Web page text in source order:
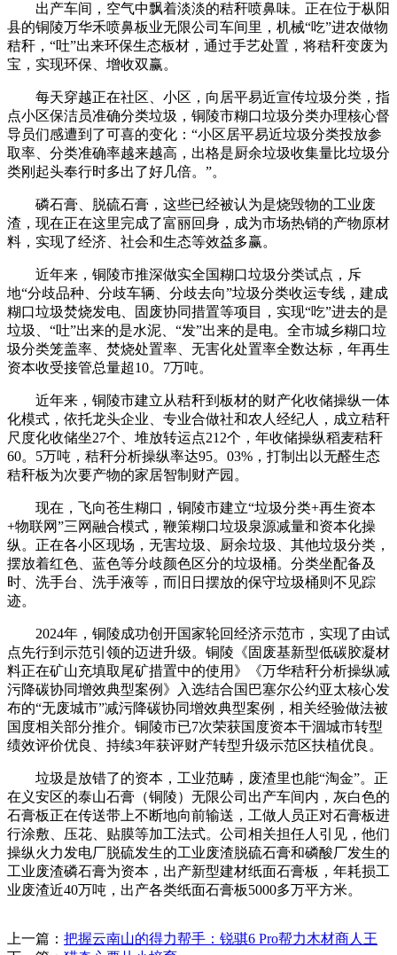
出产车间，空气中飘着淡淡的秸秆喷鼻味。正在位于枞阳
县的铜陵万华禾喷鼻板业无限公司车间里，机械“吃”进农做物
秸秆，“吐”出来环保生态板材，通过手艺处置，将秸秆变废为
宝，实现环保、增收双赢。
每天穿越正在社区、小区，向居平易近宣传垃圾分类，指
点小区保洁员准确分类垃圾，铜陵市糊口垃圾分类办理核心督
导员们感遭到了可喜的变化：“小区居平易近垃圾分类投放参
取率、分类准确率越来越高，出格是厨余垃圾收集量比垃圾分
类刚起头奉行时多出了好几倍。”。
磷石膏、脱硫石膏，这些已经被认为是烧毁物的工业废
渣，现在正在这里完成了富丽回身，成为市场热销的产物原材
料，实现了经济、社会和生态等效益多赢。
近年来，铜陵市推深做实全国糊口垃圾分类试点，斥
地“分歧品种、分歧车辆、分歧去向”垃圾分类收运专线，建成
糊口垃圾焚烧发电、固废协同措置等项目，实现“吃”进去的是
垃圾、“吐”出来的是水泥、“发”出来的是电。全市城乡糊口垃
圾分类笼盖率、焚烧处置率、无害化处置率全数达标，年再生
资本收受接管总量超10。7万吨。
近年来，铜陵市建立从秸秆到板材的财产化收储操纵一体
化模式，依托龙头企业、专业合做社和农人经纪人，成立秸秆
尺度化收储坐27个、堆放转运点212个，年收储操纵稻麦秸秆
60。5万吨，秸秆分析操纵率达95。03%，打制出以无醛生态
秸秆板为次要产物的家居智制财产园。
现在，飞向苍生糊口，铜陵市建立“垃圾分类+再生资本
+物联网”三网融合模式，鞭策糊口垃圾泉源减量和资本化操
纵。正在各小区现场，无害垃圾、厨余垃圾、其他垃圾分类，
摆放着红色、蓝色等分歧颜色区分的垃圾桶。分类坐配备及
时、洗手台、洗手液等，而旧日摆放的保守垃圾桶则不见踪
迹。
2024年，铜陵成功创开国家轮回经济示范市，实现了由试
点先行到示范引领的迈进升级。铜陵《固废基新型低碳胶凝材
料正在矿山充填取尾矿措置中的使用》《万华秸秆分析操纵减
污降碳协同增效典型案例》入选结合国巴塞尔公约亚太核心发
布的“无废城市”减污降碳协同增效典型案例，相关经验做法被
国度相关部分推介。铜陵市已7次荣获国度资本干涸城市转型
绩效评价优良、持续3年获评财产转型升级示范区扶植优良。
垃圾是放错了的资本，工业范畴，废渣里也能“淘金”。正
在义安区的泰山石膏（铜陵）无限公司出产车间内，灰白色的
石膏板正在传送带上不断地向前输送，工做人员正对石膏板进
行涂敷、压花、贴膜等加工法式。公司相关担任人引见，他们
操纵火力发电厂脱硫发生的工业废渣脱硫石膏和磷酸厂发生的
工业废渣磷石膏为资本，出产新型建材纸面石膏板，年耗损工
业废渣近40万吨，出产各类纸面石膏板5000多万平方米。
上一篇： 把握云南山的得力帮手：锐骐6 Pro帮力木材商人王